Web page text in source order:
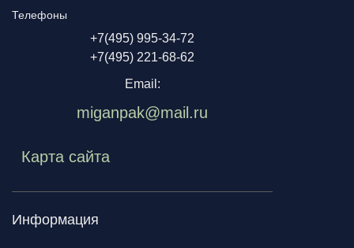
Телефоны
+7(495) 995-34-72
+7(495) 221-68-62
Email:
miganpak@mail.ru
Карта сайта
Информация